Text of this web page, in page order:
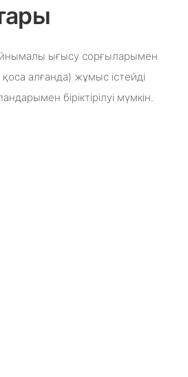
ығысу сорғыларымен
алғанда) жұмыс істейді
біріктірілуі мүмкін.